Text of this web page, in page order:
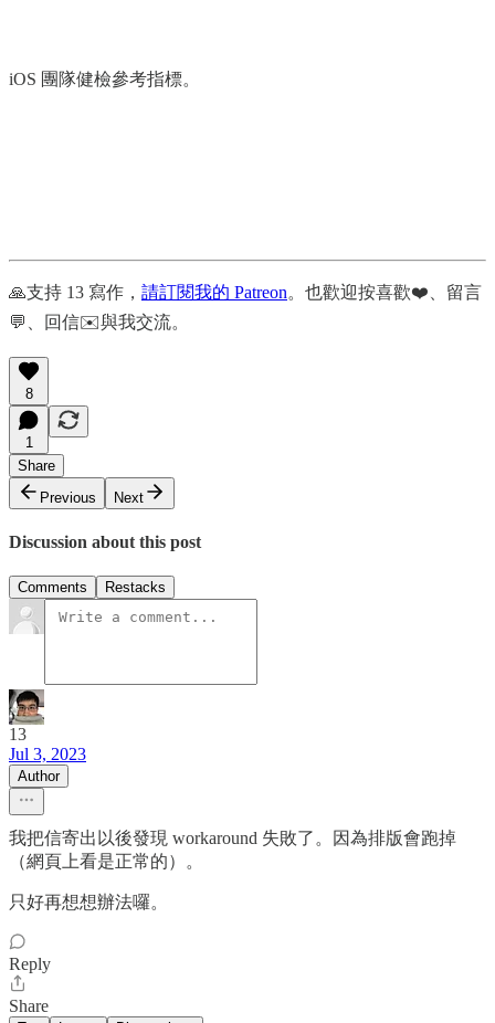
iOS 團隊健檢參考指標。
🙏支持 13 寫作， 請訂閱我的 Patreon。也歡迎按喜歡❤️、留言
💬、回信✉️與我交流。
8
1
Share
Previous
Next
Discussion about this post
Comments Restacks
13
Jul 3, 2023
Author
我把信寄出以後發現 workaround 失敗了。因為排版會跑掉
（網頁上看是正常的）。
只好再想想辦法囉。
Reply
Share